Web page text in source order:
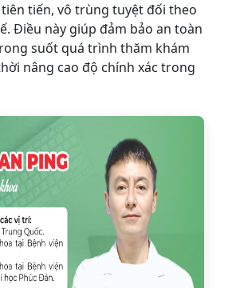
tiến, vô trùng tuyệt đối theo
Điều này giúp đảm bảo an toàn
suốt quá trình thăm khám
nâng cao độ chính xác trong